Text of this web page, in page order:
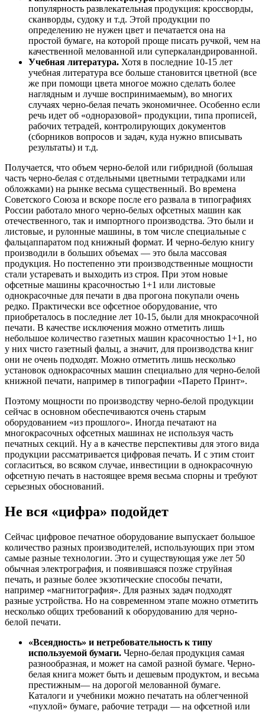
популярность развлекательная продукция: кроссворды,
сканворды, судоку и т.д. Этой продукции по
определению не нужен цвет и печатается она на
простой бумаге, на которой проще писать ручкой, чем на
качественной мелованной или суперкаландрированной.
Учебная литература. Хотя в последние 10-15 лет
учебная литература все больше становится цветной (все
же при помощи цвета многое можно сделать более
наглядным и лучше воспринимаемым), во многих
случаях черно-белая печать экономичнее. Особенно если
речь идет об «одноразовой» продукции, типа прописей,
рабочих тетрадей, контролирующих документов
(сборников вопросов и задач, куда нужно вписывать
результаты) и т.д.
Получается, что объем черно-белой или гибридной (большая
часть черно-белая с отдельными цветными тетрадками или
обложками) на рынке весьма существенный. Во времена
Советского Союза и вскоре после его развала в типографиях
России работало много черно-белых офсетных машин как
отечественного, так и импортного производства. Это были и
листовые, и рулонные машины, в том числе специальные с
фальцаппаратом под книжный формат. И черно-белую книгу
производили в больших объемах — это была массовая
продукция. Но постепенно эти производственные мощности
стали устаревать и выходить из строя. При этом новые
офсетные машины красочностью 1+1 или листовые
однокрасочные для печати в два прогона покупали очень
редко. Практически все офсетное оборудование, что
приобреталось в последние лет 10-15, были для мнокрасочной
печати. В качестве исключения можно отметить лишь
небольшое количество газетных машин красочностью 1+1, но
у них чисто газетный фальц, а значит, для производства книг
они не очень подходят. Можно отметить лишь несколько
установок однокрасочных машин специально для черно-белой
книжной печати, например в типографии «Парето Принт».
Поэтому мощности по производству черно-белой продукции
сейчас в основном обеспечиваются очень старым
оборудованием «из прошлого». Иногда печатают на
многокрасочных офсетных машинах не используя часть
печатных секций. Ну а в качестве перспективы для этого вида
продукции рассматривается цифровая печать. И с этим стоит
согласиться, во всяком случае, инвестиции в однокрасочную
офсетную печать в настоящее время весьма спорны и требуют
серьезных обоснований.
Не вся «цифра» подойдет
Сейчас цифровое печатное оборудование выпускает большое
количество разных производителей, использующих при этом
самые разные технологии. Это и существующая уже лет 50
обычная электрография, и появившаяся позже струйная
печать, и разные более экзотические способы печати,
например «магнитография». Для разных задач подходят
разные устройства. Но на современном этапе можно отметить
несколько общих требований к оборудованию для черно-
белой печати.
«Всеядность» и нетребовательность к типу
используемой бумаги. Черно-белая продукция самая
разнообразная, и может на самой разной бумаге. Черно-
белая книга может быть и дешевым продуктом, и весьма
престижным— на дорогой мелованной бумаге.
Каталоги и учебники можно печатать на облегченной
«пухлой» бумаге, рабочие тетради — на офсетной или